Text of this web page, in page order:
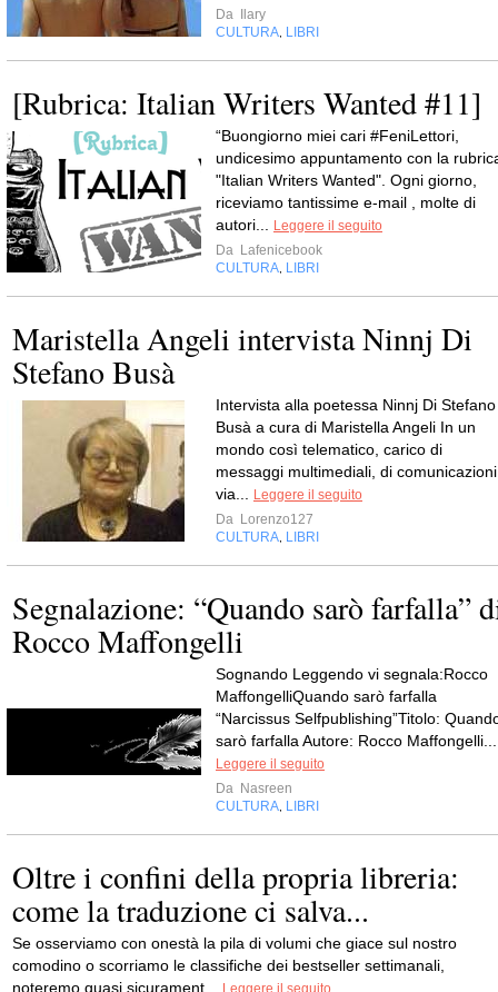
Da
Ilary
CULTURA LIBRI
[Rubrica: Italian Writers Wanted #11]
“Buongiorno miei cari #FeniLettori,
undicesimo appuntamento con la
"Italian Writers Wanted". Ogni giorno,
riceviamo tantissime e-mail , molte di
autori...
Leggere il seguito
Da Lafenicebook
CULTURA LIBRI
Maristella Angeli intervista Ninnj Di
Stefano Busà
Intervista alla poetessa Ninnj Di Stefano
Busà a cura di Maristella Angeli In un
mondo così telematico, carico di
messaggi multimediali, di comunicazioni
via...
Leggere il seguito
Da Lorenzo127
CULTURA LIBRI
Segnalazione: “Quando sarò farfalla”
Rocco Maffongelli
Sognando Leggendo vi segnala:Rocco
MaffongelliQuando sarò farfalla
“Narcissus Selfpublishing”Titolo:
sarò farfalla Autore: Rocco Maffongelli...
Leggere il seguito
Da Nasreen
CULTURA LIBRI
Oltre i confini della propria libreria:
come la traduzione ci salva...
Se osserviamo con onestà la pila di volumi che giace sul nostro
comodino o scorriamo le classifiche dei bestseller settimanali,
noteremo quasi sicurament...
Leggere il seguito